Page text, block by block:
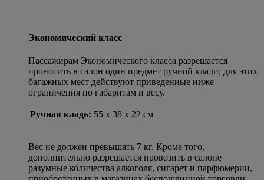
Экономический класс
Пассажирам Экономического класса разрешается
проносить в салон один предмет ручной клади; для этих
багажных мест действуют приведенные ниже
ограничения по габаритам и весу.
Ручная кладь: 55 x 38 x 22 см
Вес не должен превышать 7 кг. Кроме того,
дополнительно разрешается провозить в салоне
разумные количества алкоголя, сигарет и парфюмерии,